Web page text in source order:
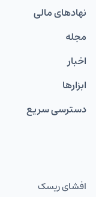
نهاد‌های مالی
مجله
اخبار
ابزارها
دسترسی سریع
افشای ریسک